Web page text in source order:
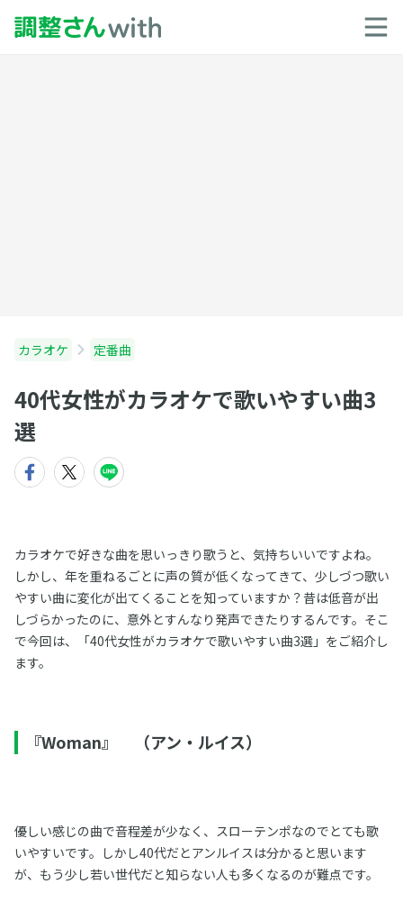
カラオケ 定番曲
40代女性がカラオケで歌いやすい曲3
選
カラオケで好きな曲を思いっきり歌うと、気持ちいいですよね。
しかし、年を重ねるごとに声の質が低くなってきて、少しづつ歌い
やすい曲に変化が出てくることを知っていますか？昔は低音が出
しづらかったのに、意外とすんなり発声できたりするんです。そこ
で今回は、「40代女性がカラオケで歌いやすい曲3選」をご紹介し
ます。
『Woman』 （アン・ルイス）
優しい感じの曲で音程差が少なく、スローテンポなのでとても歌
いやすいです。しかし40代だとアンルイスは分かると思います
が、もう少し若い世代だと知らない人も多くなるのが難点です。